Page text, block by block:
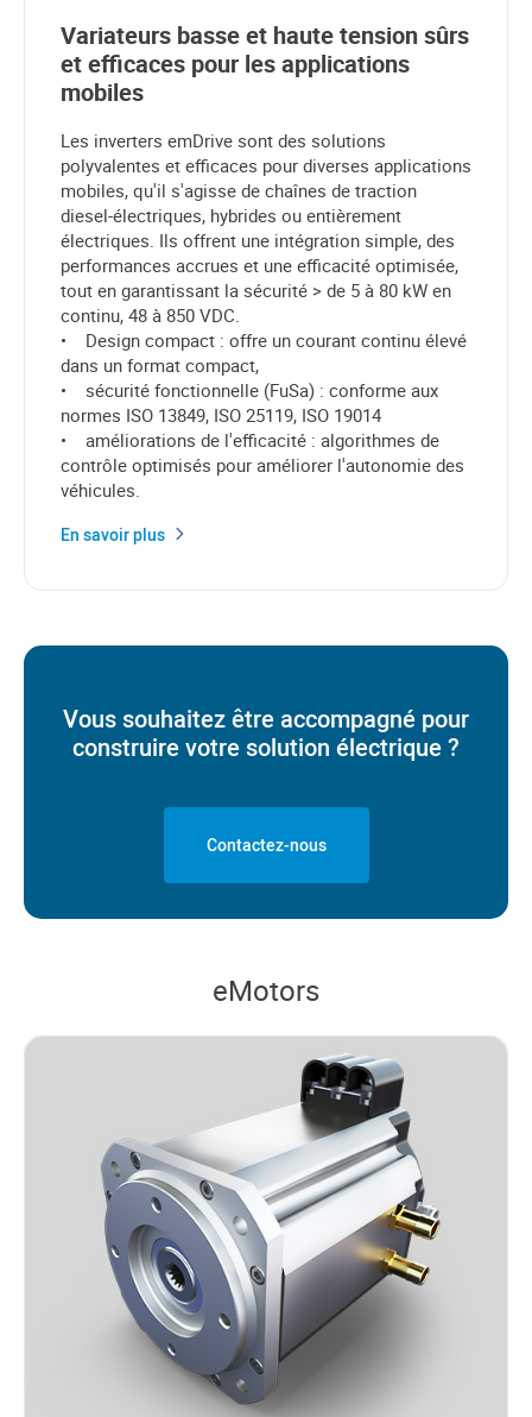
Variateurs basse et haute tension sûrs
et efficaces pour les applications
mobiles
Les inverters emDrive sont des solutions
polyvalentes et efficaces pour diverses applications
mobiles, qu'il s'agisse de chaînes de traction
diesel-électriques, hybrides ou entièrement
électriques. Ils offrent une intégration simple, des
performances accrues et une efficacité optimisée,
tout en garantissant la sécurité > de 5 à 80 kW en
continu, 48 à 850 VDC.
• Design compact : offre un courant continu élevé
dans un format compact,
• sécurité fonctionnelle (FuSa) : conforme aux
normes ISO 13849, ISO 25119, ISO 19014
• améliorations de l'efficacité : algorithmes de
contrôle optimisés pour améliorer l'autonomie des
véhicules.
En savoir plus
Vous souhaitez être accompagné pour
construire votre solution électrique ?
Contactez-nous
eMotors